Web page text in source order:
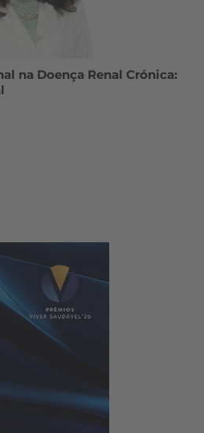
na Doença Renal Crónica: